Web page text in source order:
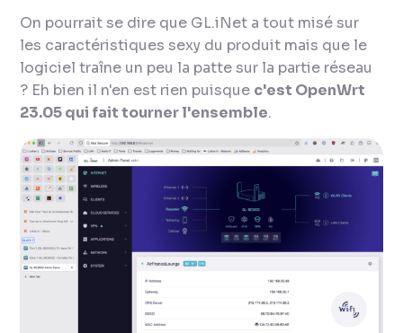
On pourrait se dire que GL.iNet a tout misé sur
les caractéristiques sexy du produit mais que le
logiciel traîne un peu la patte sur la partie réseau
? Eh bien il n'en est rien puisque c'est OpenWrt
23.05 qui fait tourner l'ensemble.